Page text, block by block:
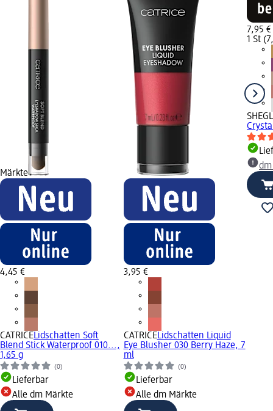
Märkte
4,45 €
CATRICELidschatten Soft
Blend Stick Waterproof 010...,
1,65 g
(0)
Lieferbar
Alle dm Märkte
3,95 €
CATRICELidschatten Liquid
Eye Blusher 030 Berry Haze, 7
ml
(0)
Lieferbar
Alle dm Märkte
7,95 €
1 St